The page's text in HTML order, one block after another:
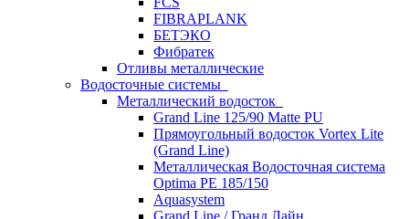
FIBRAPLANK
БЕТЭКО
Фибратек
Отливы металлические
Водосточные системы
Металлический водосток
Grand Line 125/90 Matte PU
Прямоугольный водосток Vortex Lite
(Grand Line)
Металлическая Водосточная система
Optima PE 185/150
Aquasystem
Grand Line / Гранд Лайн